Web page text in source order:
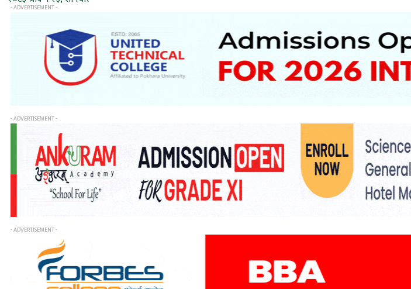
- ADVERTISEMENT -
- ADVERTISEMENT -
- ADVERTISEMENT -